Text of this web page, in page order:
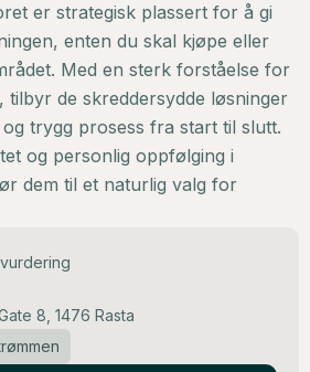
er strategisk plassert for å gi
enten du skal kjøpe eller
Med en sterk forståelse for
tilbyr de skreddersydde løsninger
trygg prosess fra start til slutt.
og personlig oppfølging i
dem til et naturlig valg for
8, 1476 Rasta